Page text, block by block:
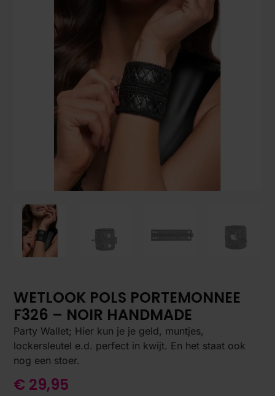
WETLOOK POLS PORTEMONNEE
F326 – NOIR HANDMADE
Party Wallet; Hier kun je je geld, muntjes,
lockersleutel e.d. perfect in kwijt. En het staat ook
nog een stoer.
€ 29,95